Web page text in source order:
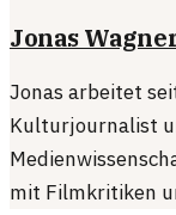
Jonas
Jonas arbeitet
Kulturjournalist
mit Filmkritiken